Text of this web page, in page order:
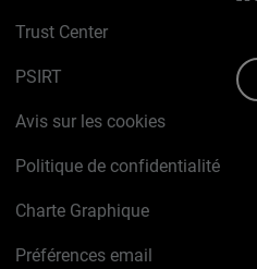
Trust Center
PSIRT
Avis sur les cookies
Politique de confidentialité
Charte Graphique
Préférences email